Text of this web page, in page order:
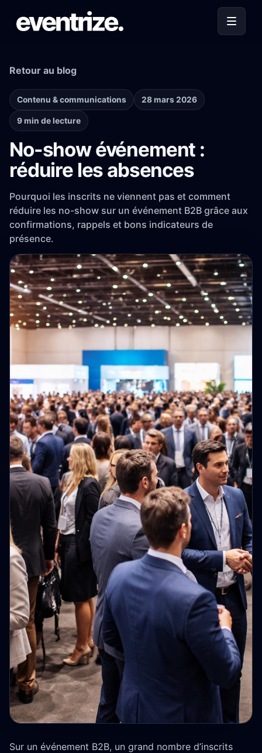
Retour au blog
Contenu & communications 28 mars 2026
9 min de lecture
No-show événement :
réduire les absences
Pourquoi les inscrits ne viennent pas et comment
réduire les no-show sur un événement B2B grâce aux
confirmations, rappels et bons indicateurs de
présence.
Sur un événement B2B, un grand nombre d’inscrits